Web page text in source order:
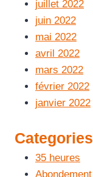
juillet 2022
juin 2022
mai 2022
avril 2022
mars 2022
février 2022
janvier 2022
Categories
35 heures
Abondement